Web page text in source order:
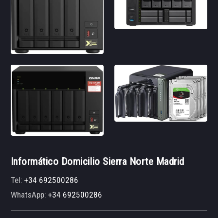
Informático Domicilio Sierra Norte Madrid
Tel:+34 692500286
WhatsApp:+34 692500286